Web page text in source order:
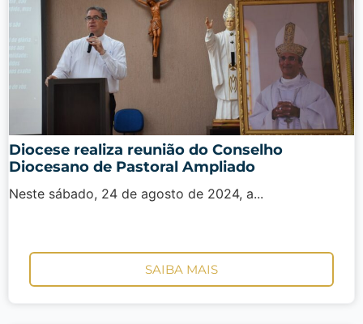
Diocese realiza reunião do Conselho
Diocesano de Pastoral Ampliado
Neste sábado, 24 de agosto de 2024, a...
SAIBA MAIS